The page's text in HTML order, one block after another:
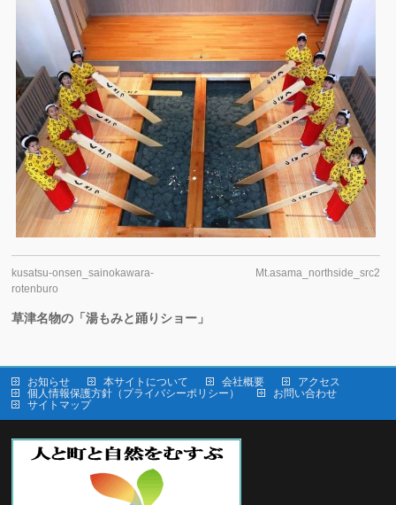
kusatsu-onsen_sainokawara-
rotenburo
Mt.asama_northside_src2
草津名物の「湯もみと踊りショー」
お知らせ 本サイトについて 会社概要
アクセス
個人情報保護方針（プライバシーポリシー）
お問い合わせ
サイトマップ